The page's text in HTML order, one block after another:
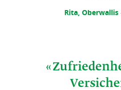
Rita, Oberwallis